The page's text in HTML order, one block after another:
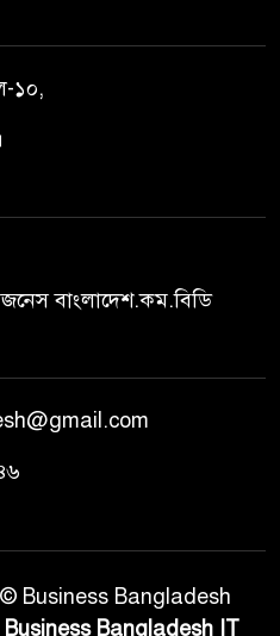
১০,
বাংলাদেশ.কম.বিডি
Business Bangladesh
Business Bangladesh IT